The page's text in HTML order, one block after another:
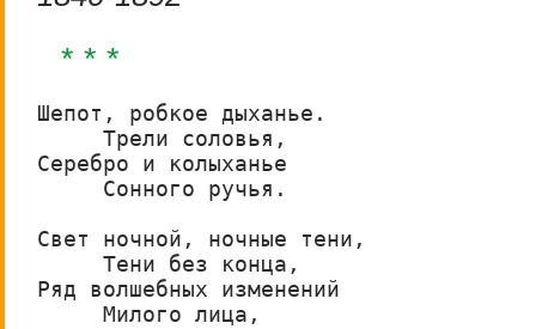
* * *
Шепот, робкое дыханье.
     Трели соловья,
Серебро и колыханье
     Сонного ручья.
Свет ночной, ночные тени,
     Тени без конца,
Ряд волшебных изменений
     Милого лица,